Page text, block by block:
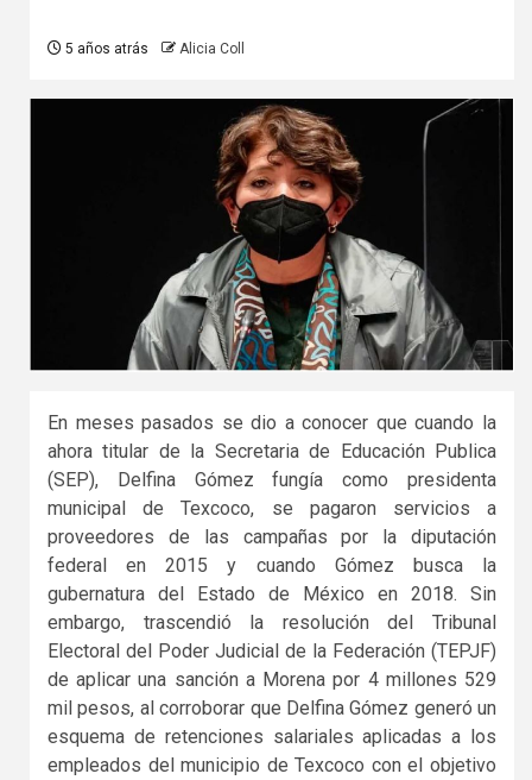
5 años atrás Alicia Coll
En meses pasados se dio a conocer que cuando la
ahora titular de la Secretaria de Educación Publica
(SEP), Delfina Gómez fungía como presidenta
municipal de Texcoco, se pagaron servicios a
proveedores de las campañas por la diputación
federal en 2015 y cuando Gómez busca la
gubernatura del Estado de México en 2018. Sin
embargo, trascendió la resolución del Tribunal
Electoral del Poder Judicial de la Federación (TEPJF)
de aplicar una sanción a Morena por 4 millones 529
mil pesos, al corroborar que Delfina Gómez generó un
esquema de retenciones salariales aplicadas a los
empleados del municipio de Texcoco con el objetivo